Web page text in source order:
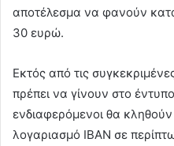
αποτέλεσμα να φανούν
30 ευρώ.
Εκτός από τις
πρέπει να γίνουν στο
ενδιαφερόμενοι θα
λογαριασμό IBAN σε